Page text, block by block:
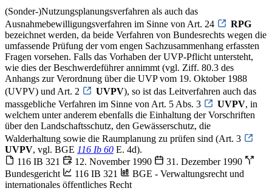
(Sonder-)Nutzungsplanungsverfahren als auch das
Ausnahmebewilligungsverfahren im Sinne von Art. 24
RPG
bezeichnet werden, da beide Verfahren von Bundesrechts wegen die
umfassende Prüfung der vom engen Sachzusammenhang erfassten
Fragen vorsehen. Falls das Vorhaben der UVP-Pflicht untersteht,
wie dies der Beschwerdeführer annimmt (vgl. Ziff. 80.3 des
Anhangs zur Verordnung über die UVP vom 19. Oktober 1988
(UVPV) und Art. 2
UVPV), so ist das Leitverfahren auch das
massgebliche Verfahren im Sinne von Art. 5 Abs. 3
UVPV, in
welchem unter anderem ebenfalls die Einhaltung der Vorschriften
über den Landschaftsschutz, den Gewässerschutz, die
Walderhaltung sowie die Raumplanung zu prüfen sind (Art. 3
UVPV, vgl. BGE 116 Ib 60 E. 4d).
116 IB 321
12. November 1990
31. Dezember 1990
Bundesgericht
116 IB 321
BGE - Verwaltungsrecht und
internationales öffentliches Recht